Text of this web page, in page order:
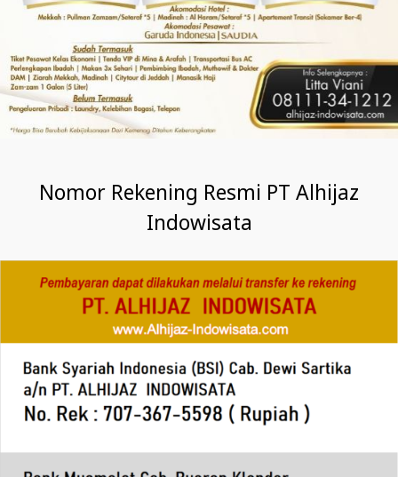
Nomor Rekening Resmi PT Alhijaz
Indowisata